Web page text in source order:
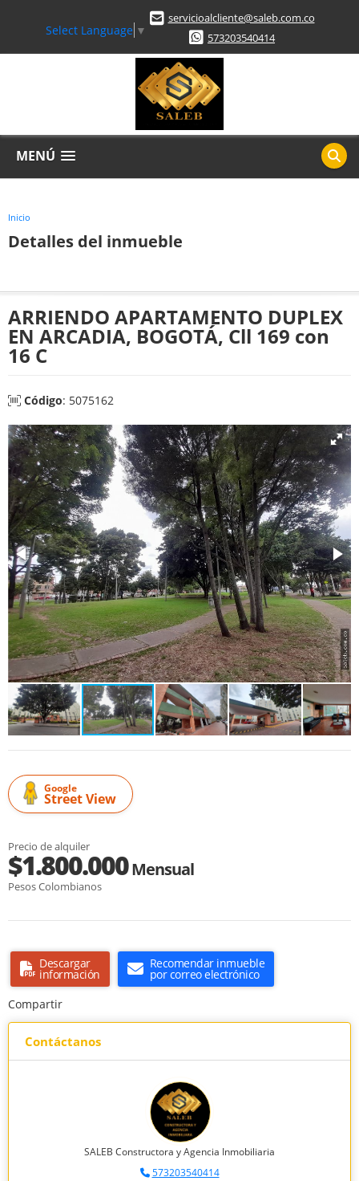
Select Language ▼
servicioalcliente@saleb.com.co
573203540414
MENÚ
Inicio
Detalles del inmueble
ARRIENDO APARTAMENTO DUPLEX
EN ARCADIA, BOGOTÁ, Cll 169 con
16 C
Código: 5075162
Google
Street View
Precio de alquiler
$1.800.000Mensual
Pesos Colombianos
Descargar
información
Recomendar inmueble
por correo electrónico
Compartir
Contáctanos
SALEB Constructora y Agencia Inmobiliaria
573203540414